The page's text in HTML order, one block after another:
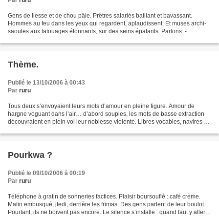
Gens de liesse et de chou pâle. Prêtres salariés baillant et bavassant.
Hommes au feu dans les yeux qui regardent, aplaudissent. Et muses archi-
saoules aux tatouages étonnants, sur des seins épatants. Parlons: -
Thème.
Publié le 13/10/2006 à 00:43
Par ruru
Tous deux s’envoyaient leurs mots d’amour en pleine figure. Amour de
hargne voguant dans l’air… d’abord souples, les mots de basse extraction
découvraient en plein vol leur noblesse violente. Libres vocables, navires à
Pourkwa ?
Publié le 09/10/2006 à 00:19
Par ruru
Téléphone à gratin de sonneries factices. Plaisir boursouflé : café crème.
Matin embusqué, jtedi, derrière les frimas. Des gens parlent de leur boulot.
Pourtant, ils ne boivent pas encore. Le silence s’installe : quand faut y aller,